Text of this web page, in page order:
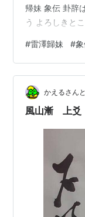
帰妹 象伝 卦辞
う よろしきと
るはきまいなり
をしる。 「雷
が、始めの順
ようなイメージ
が先ではなく、
#雷澤歸妹 #
かえるさん
風山漸 上